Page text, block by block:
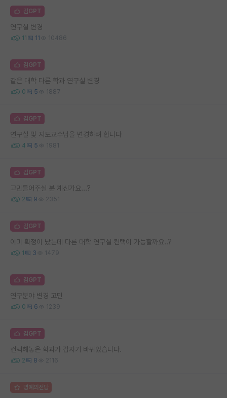
김GPT
연구실 변경
11 11 10486
김GPT
같은 대학 다른 학과 연구실 변경
0 5 1887
김GPT
연구실 및 지도교수님을 변경하려 합니다
4 5 1981
김GPT
고민들어주실 분 계신가요...?
2 9 2351
김GPT
이미 확정이 났는데 다른 대학 연구실 컨택이 가능할까요..?
1 3 1479
김GPT
연구분야 변경 고민
0 6 1239
김GPT
컨택해놓은 학과가 갑자기 바뀌었습니다.
2 8 2116
명예의전당